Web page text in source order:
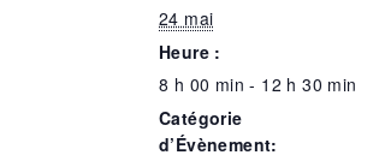
24 mai
Heure :
8 h 00 min - 12 h 30 min
Catégorie
d’Évènement: